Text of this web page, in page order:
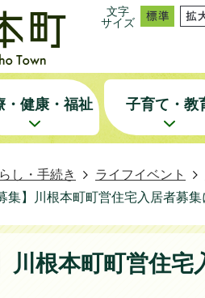
文字
サイズ
・健康・福祉 子育て・教
し・手続き ライフイベント
集】川根本町町営住宅入居者募集
川根本町町営住